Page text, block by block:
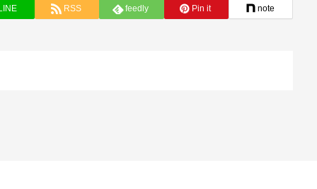
RSS feedly Pin it note